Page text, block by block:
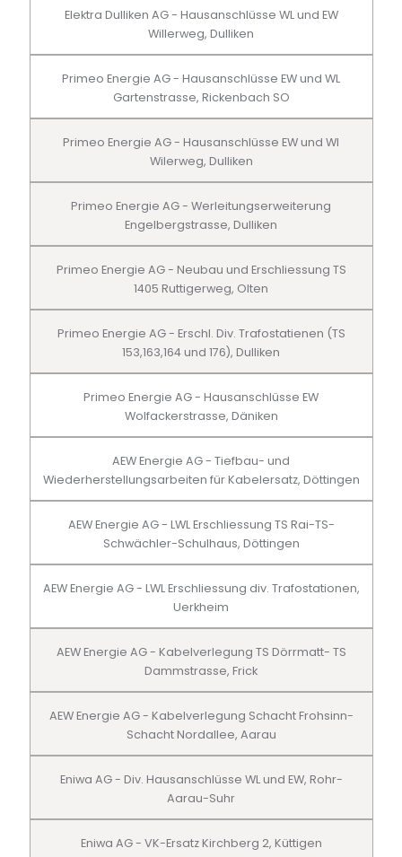
Elektra Dulliken AG - Hausanschlüsse WL und EW
Willerweg, Dulliken
Primeo Energie AG - Hausanschlüsse EW und WL
Gartenstrasse, Rickenbach SO
Primeo Energie AG - Hausanschlüsse EW und Wl
Wilerweg, Dulliken
Primeo Energie AG - Werleitungserweiterung
Engelbergstrasse, Dulliken
Primeo Energie AG - Neubau und Erschliessung TS
1405 Ruttigerweg, Olten
Primeo Energie AG - Erschl. Div. Trafostatienen (TS
153,163,164 und 176), Dulliken
Primeo Energie AG - Hausanschlüsse EW
Wolfackerstrasse, Däniken
AEW Energie AG - Tiefbau- und
Wiederherstellungsarbeiten für Kabelersatz, Döttingen
AEW Energie AG - LWL Erschliessung TS Rai-TS-
Schwächler-Schulhaus, Döttingen
AEW Energie AG - LWL Erschliessung div. Trafostationen,
Uerkheim
AEW Energie AG - Kabelverlegung TS Dörrmatt- TS
Dammstrasse, Frick
AEW Energie AG - Kabelverlegung Schacht Frohsinn-
Schacht Nordallee, Aarau
Eniwa AG - Div. Hausanschlüsse WL und EW, Rohr-
Aarau-Suhr
Eniwa AG - VK-Ersatz Kirchberg 2, Küttigen